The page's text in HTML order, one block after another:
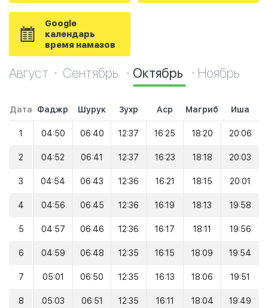
Google
календарь
время намазов
Август Сентябрь Октябрь Ноябрь
Дата Фаджр Шурук Зухр Аср Магриб Иша
1 04:50 06:40 12:37 16:25 18:20 20:06
2 04:52 06:41 12:37 16:23 18:18 20:03
3 04:54 06:43 12:36 16:21 18:15 20:01
4 04:56 06:45 12:36 16:19 18:13 19:58
5 04:57 06:46 12:36 16:17 18:11 19:56
6 04:59 06:48 12:35 16:15 18:09 19:54
7 05:01 06:50 12:35 16:13 18:06 19:51
8 05:03 06:51 12:35 16:11 18:04 19:49